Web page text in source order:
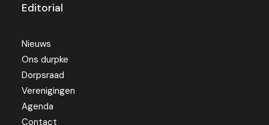
Editorial
Nieuws
Ons durpke
Dorpsraad
Verenigingen
Agenda
Contact